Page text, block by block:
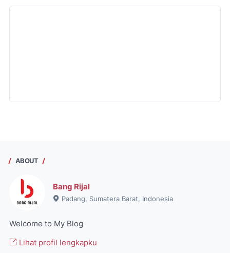
ABOUT
Bang Rijal
Padang, Sumatera Barat, Indonesia
Welcome to My Blog
Lihat profil lengkapku